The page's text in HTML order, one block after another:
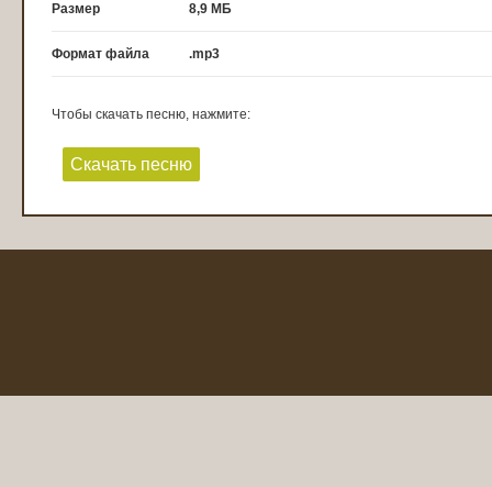
Размер 8,9 МБ
Формат файла .mp3
Чтобы скачать песню, нажмите:
Скачать песню